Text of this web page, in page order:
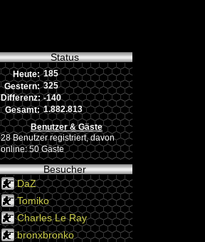
Status
Heute: 185
Gestern: 325
Differenz: -140
Gesamt: 1.882.813
Benutzer & Gäste
28 Benutzer registriert, davon
online: 50 Gäste
Besucher
DaZ
Tomiko
Charles Le Ray
bronxbronko